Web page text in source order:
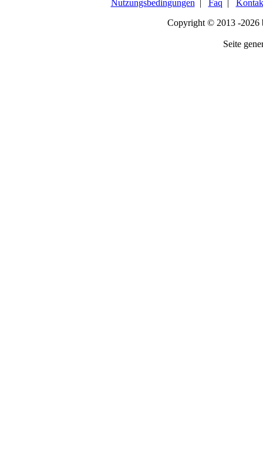
Nutzungsbedingungen Faq
Copyright © 2013 -2026
Seite